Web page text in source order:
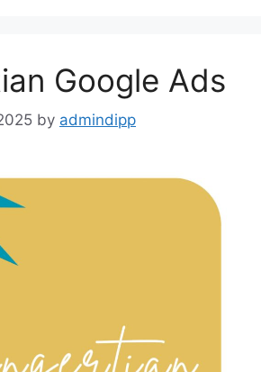
Google Ads
by admindipp